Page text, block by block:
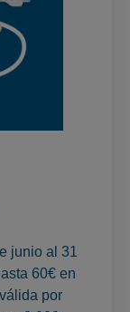
junio al 31
60€ en
por